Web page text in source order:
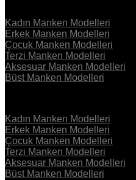
Kadın Manken Modelleri
Erkek Manken Modelleri
Çocuk Manken Modelleri
Terzi Manken Modelleri
Aksesuar Manken Modelleri
Büst Manken Modelleri
Kadın Manken Modelleri
Erkek Manken Modelleri
Çocuk Manken Modelleri
Terzi Manken Modelleri
Aksesuar Manken Modelleri
Büst Manken Modelleri